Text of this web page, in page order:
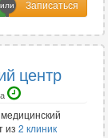
центр
из 2 клиник